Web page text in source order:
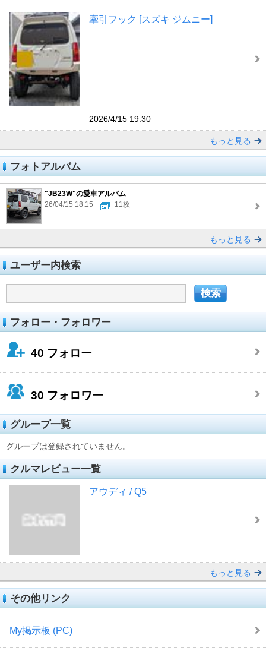
牽引フック [スズキ ジムニー]
2026/4/15 19:30
もっと見る
フォトアルバム
"JB23W"の愛車アルバム
26/04/15 18:15
11枚
もっと見る
ユーザー内検索
フォロー・フォロワー
40 フォロー
30 フォロワー
グループ一覧
グループは登録されていません。
クルマレビュー一覧
アウディ / Q5
もっと見る
その他リンク
My掲示板 (PC)